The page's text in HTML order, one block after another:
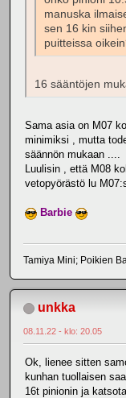
manuska
sen 16 kin
puitteissa
16 sääntöjen
Sama asia on M07
minimiksi , mutta
säännön mukaan ....
Luulisin , että M08
vetopyörästö lu
Barbie
Tamiya Mini; Poikien
unkka
08.11.22 - klo: 20.05
Ok, lienee sitten
kunhan tuollaisen
16t pinionin ja